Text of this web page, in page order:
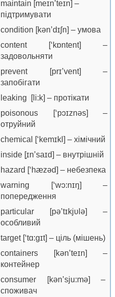
maintain [meɪn’teɪn] –
підтримувати
condition [kən’dɪʃn] – умова
content [‘kɒntent] –
задовольняти
prevent [prɪ’vent] –
запобігати
leaking [li:k] – протікати
poisonous [‘pɔɪznəs] –
отруйний
chemical [‘kemɪkl] – хімічний
inside [̗ɪn’saɪd] – внутрішній
hazard [‘hæzəd] – небезпека
warning [‘wɔ:nɪŋ] –
попередження
particular [pə’tɪkjυlə] –
особливий
target [‘tɑ:ɡɪt] – ціль (мішень)
containers [kən’teɪn] –
контейнер
consumer [kən’sju:mə] –
споживач